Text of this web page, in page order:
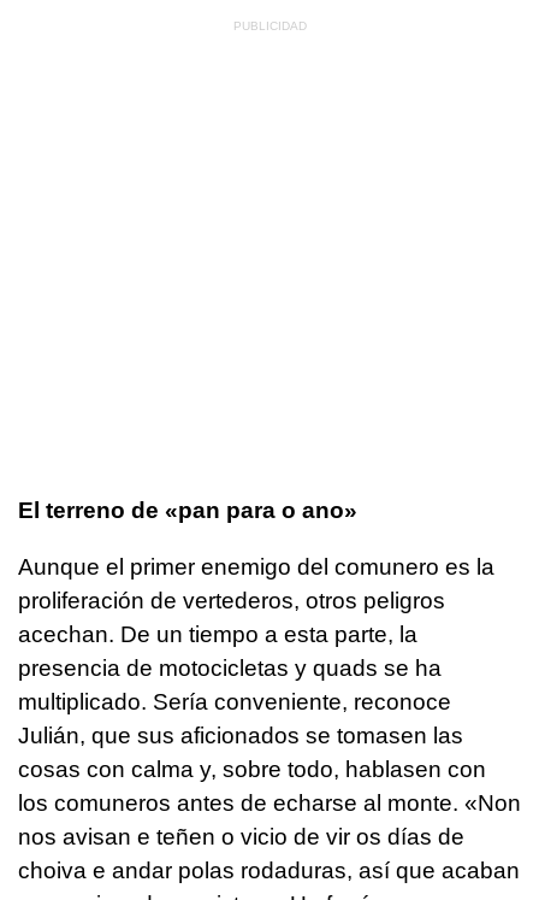
El terreno de «pan para o ano»
Aunque el primer enemigo del comunero es la
proliferación de vertederos, otros peligros
acechan. De un tiempo a esta parte, la
presencia de motocicletas y quads se ha
multiplicado. Sería conveniente, reconoce
Julián, que sus aficionados se tomasen las
cosas con calma y, sobre todo, hablasen con
los comuneros antes de echarse al monte. «Non
nos avisan e teñen o vicio de vir os días de
choiva e andar polas rodaduras, así que acaban